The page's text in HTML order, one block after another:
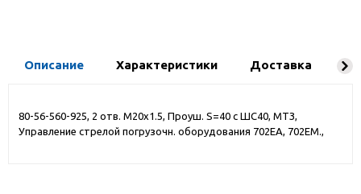
Описание Характеристики Доставка
80-56-560-925, 2 отв. М20х1.5, Проуш. S=40 с ШС40, МТЗ,
Управление стрелой погрузочн. оборудования 702ЕА, 702ЕМ.,